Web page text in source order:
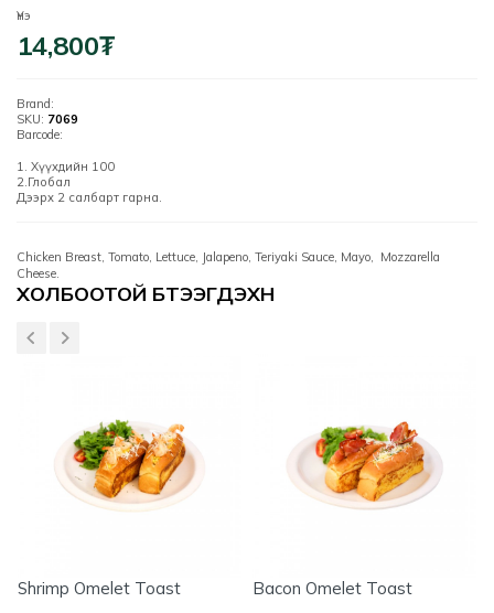
Үнэ
14,800₮
Brand:
SKU: 7069
Barcode:
1. Хүүхдийн 100
2.Глобал
Дээрх 2 салбарт гарна.
Chicken Breast, Tomato, Lettuce, Jalapeno, Teriyaki Sauce, Mayo, Mozzarella
Cheese.
Үзүүлэлтүүд
ХОЛБООТОЙ БҮТЭЭГДЭХҮҮН
Shrimp Omelet Toast Bacon Omelet Toast